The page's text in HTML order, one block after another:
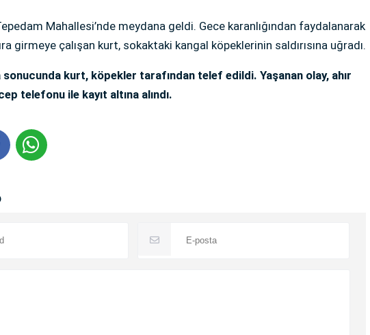
Mahallesi’nde meydana geldi. Gece karanlığından faydalanarak
girmeye çalışan kurt, sokaktaki kangal köpeklerinin saldırısına uğradı.
sonucunda kurt, köpekler tarafından telef edildi. Yaşanan olay, ahır
telefonu ile kayıt altına alındı.